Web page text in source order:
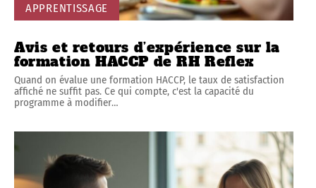
APPRENTISSAGE
Avis et retours d’expérience sur la
formation HACCP de RH Reflex
Quand on évalue une formation HACCP, le taux de satisfaction
affiché ne suffit pas. Ce qui compte, c'est la capacité du
programme à modifier…